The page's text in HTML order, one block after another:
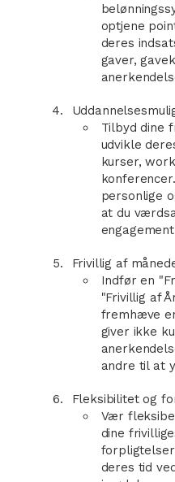
optjene
deres
gaver,
Tilbyd dine
udvikle
kurser,
personlige
at du
Frivillig af
Indfør en
"Frivillig af
fremhæve
giver ikke
andre til at
Fleksibilitet og
Vær
dine
deres tid